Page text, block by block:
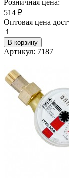
Розничная цена:
514 ₽
Оптовая цена
В корзину
Артикул: 7187